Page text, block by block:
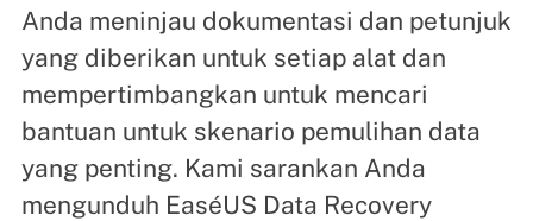
Anda meninjau dokumentasi dan petunjuk
yang diberikan untuk setiap alat dan
mempertimbangkan untuk mencari
bantuan untuk skenario pemulihan data
yang penting. Kami sarankan Anda
mengunduh EaséUS Data Recovery